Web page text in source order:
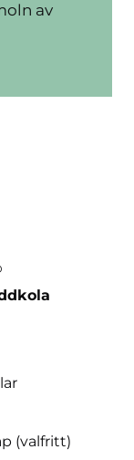
av
(valfritt)